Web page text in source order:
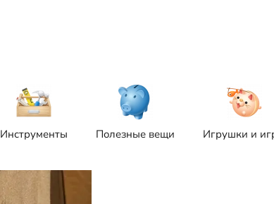
Инструменты Полезные вещи Игрушки и